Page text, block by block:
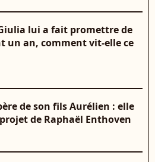
lui a fait promettre de
un an, comment vit-elle ce
de son fils Aurélien : elle
de Raphaël Enthoven